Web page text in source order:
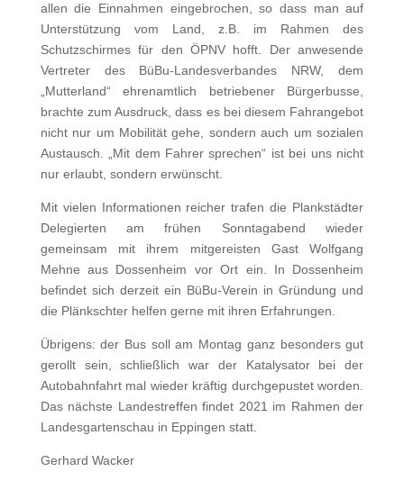
allen die Einnahmen eingebrochen, so dass man auf
Unterstützung vom Land, z.B. im Rahmen des
Schutzschirmes für den ÖPNV hofft. Der anwesende
Vertreter des BüBu-Landesverbandes NRW, dem
„Mutterland“ ehrenamtlich betriebener Bürgerbusse,
brachte zum Ausdruck, dass es bei diesem Fahrangebot
nicht nur um Mobilität gehe, sondern auch um sozialen
Austausch. „Mit dem Fahrer sprechen“ ist bei uns nicht
nur erlaubt, sondern erwünscht.
Mit vielen Informationen reicher trafen die Plankstädter
Delegierten am frühen Sonntagabend wieder
gemeinsam mit ihrem mitgereisten Gast Wolfgang
Mehne aus Dossenheim vor Ort ein. In Dossenheim
befindet sich derzeit ein BüBu-Verein in Gründung und
die Plänkschter helfen gerne mit ihren Erfahrungen.
Übrigens: der Bus soll am Montag ganz besonders gut
gerollt sein, schließlich war der Katalysator bei der
Autobahnfahrt mal wieder kräftig durchgepustet worden.
Das nächste Landestreffen findet 2021 im Rahmen der
Landesgartenschau in Eppingen statt.
Gerhard Wacker